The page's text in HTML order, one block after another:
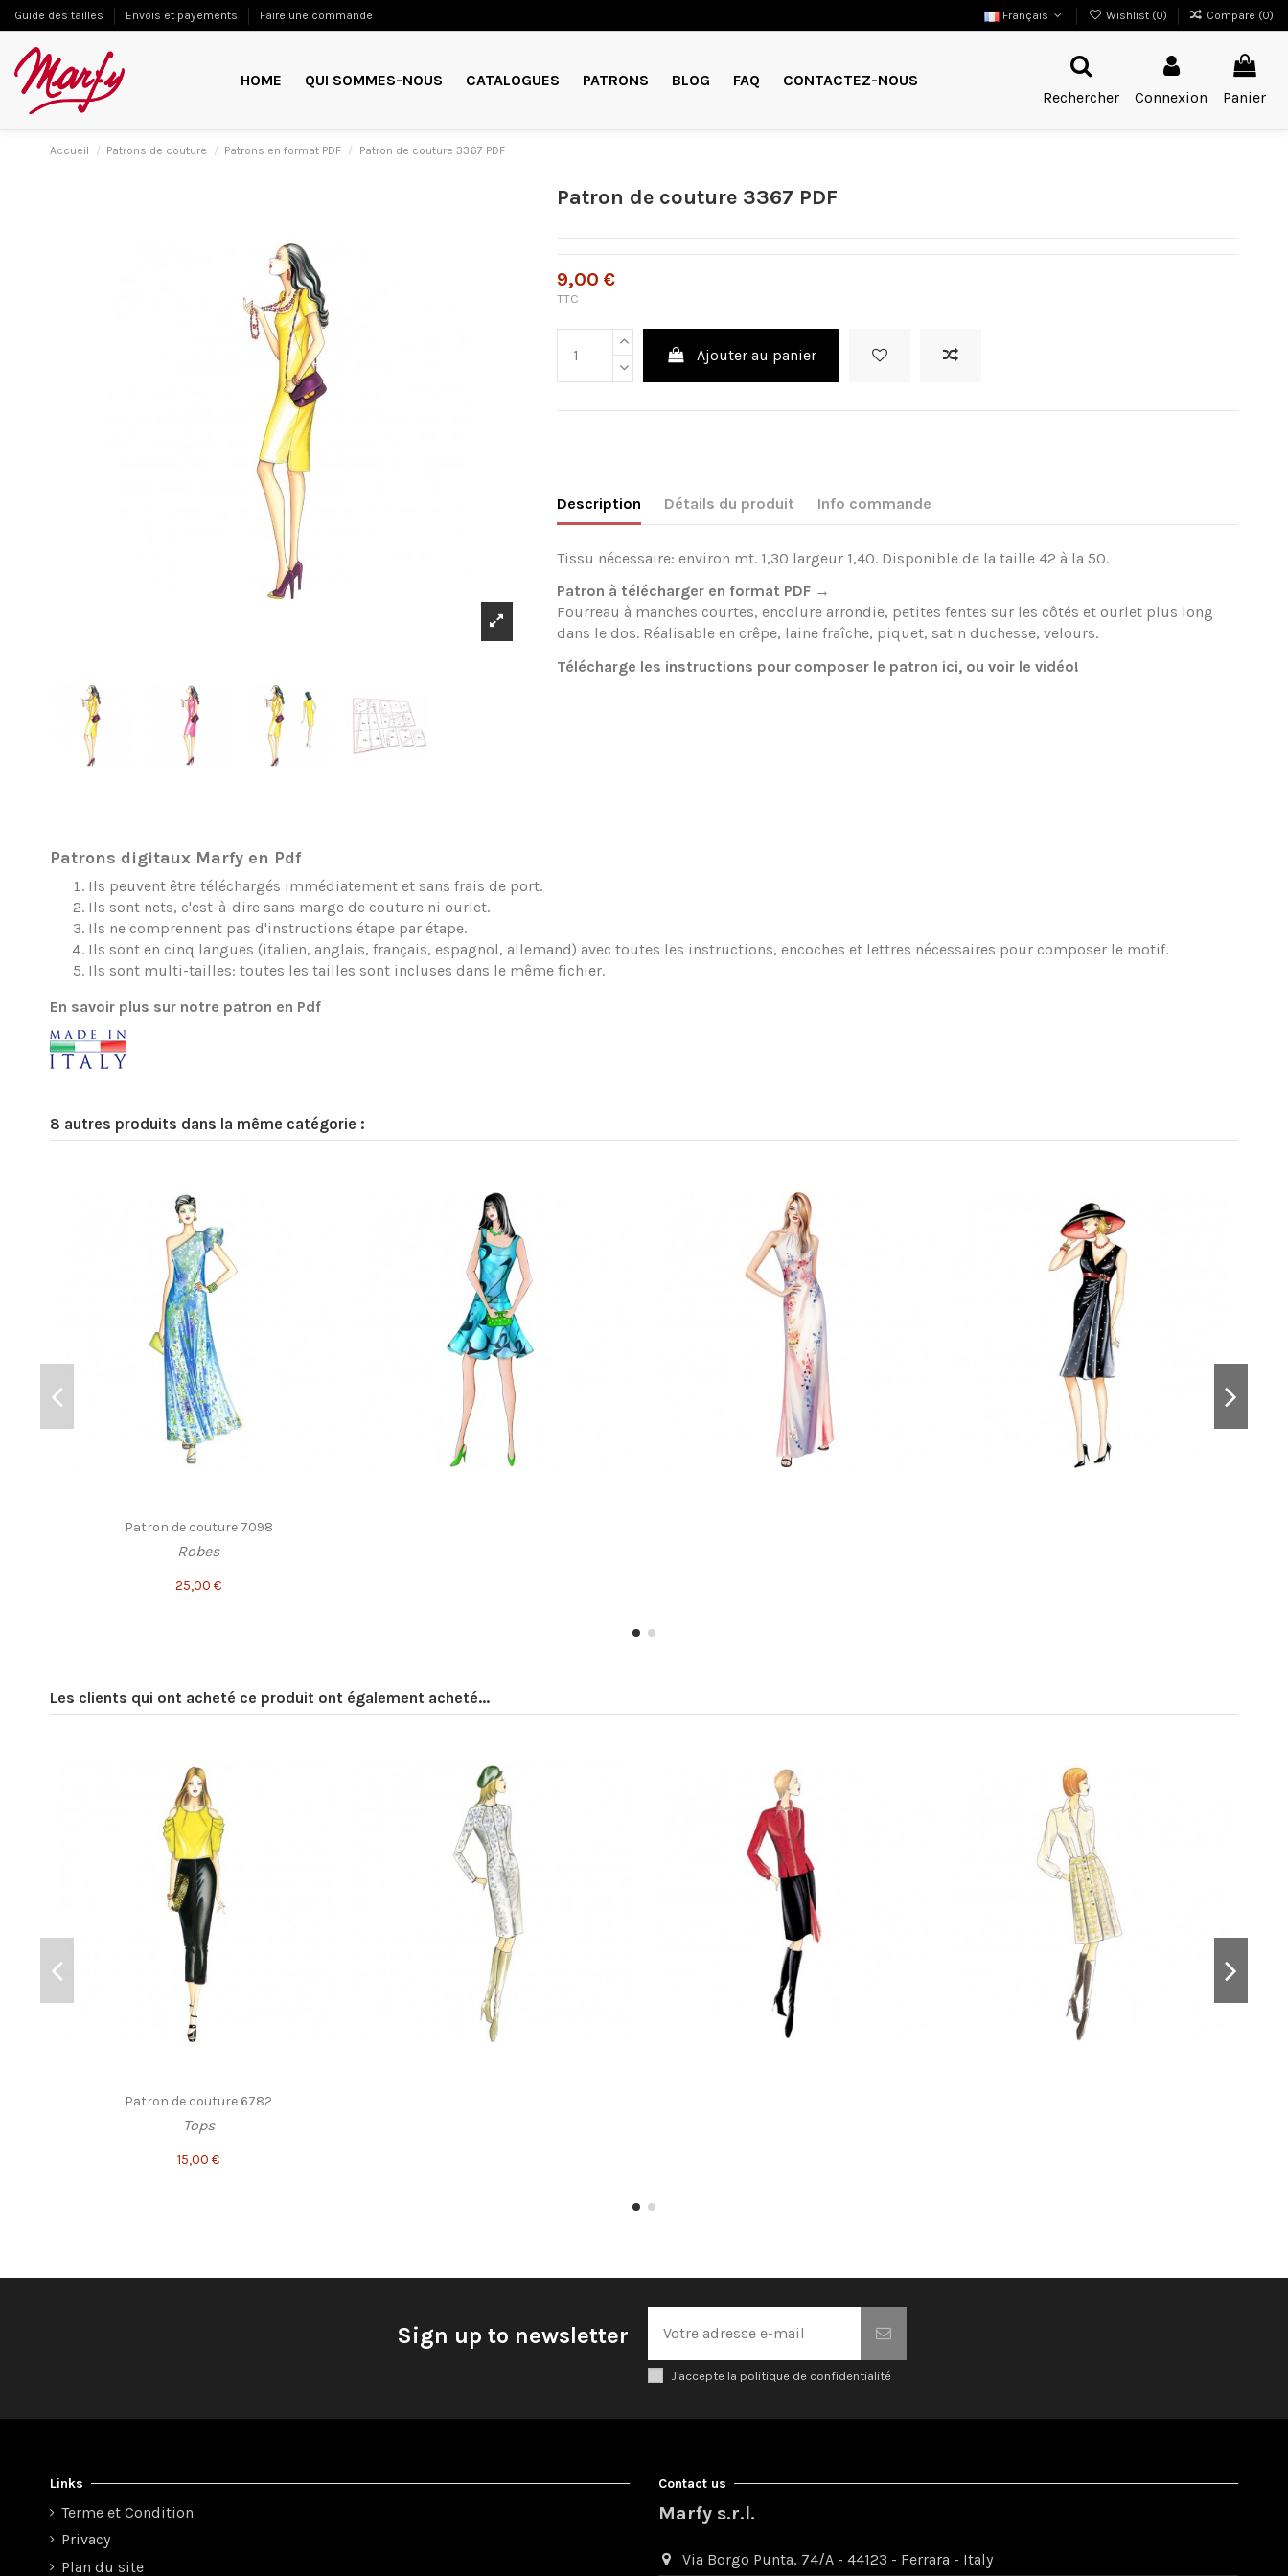
Guide des tailles Envois et payements Faire une commande Français Wishlist (0) Compare (0)
HOME QUI SOMMES-NOUS CATALOGUES PATRONS BLOG FAQ
CONTACTEZ-NOUS
Rechercher
Connexion Panier
Accueil Patrons de couture Patrons en format PDF Patron de couture 3367 PDF
Patron de couture 3367 PDF
9,00 €
TTC
Ajouter au panier
Description Détails du produit Info commande
Tissu nécessaire: environ mt. 1,30 largeur 1,40. Disponible de la taille 42 à la 50.
Patron à télécharger en format PDF →
Fourreau à manches courtes, encolure arrondie, petites fentes sur les côtés et ourlet plus long
dans le dos. Réalisable en crêpe, laine fraîche, piquet, satin duchesse, velours.
Télécharge les instructions pour composer le patron ici, ou voir levidéo!
Patrons digitaux Marfy en Pdf
Ils peuvent être téléchargés immédiatement et sans frais de port.
Ils sont nets, c'est-à-dire sans marge de couture ni ourlet.
Ils ne comprennent pas d'instructions étape par étape.
Ils sont en cinq langues (italien, anglais, français, espagnol, allemand) avec toutes les instructions, encoches et lettres nécessaires pour composer le motif.
Ils sont multi-tailles: toutes les tailles sont incluses dans le même fichier.
En savoir plus sur notre patron en Pdf
8 autres produits dans la même catégorie :
Patron de couture 7098
Robes
25,00 €
Les clients qui ont acheté ce produit ont également acheté...
Patron de couture 6782
Tops
15,00 €
Sign up to newsletter
J'accepte la politique de confidentialité
Links
Terme et Condition
Privacy
Plan du site
Contact us
Marfy s.r.l.
Via Borgo Punta, 74/A - 44123 - Ferrara - Italy